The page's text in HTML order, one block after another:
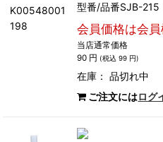
K00548001
198
型番/品番SJB-215
会員価格は会
当店通常価格
90 円 (税込 99 円)
在庫：品切れ中
ご注文にはログ